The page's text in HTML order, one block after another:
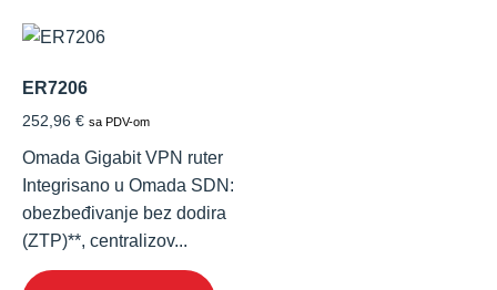
ER7206
252,96 € sa PDV-om
Omada Gigabit VPN ruter
Integrisano u Omada SDN:
obezbeđivanje bez dodira
(ZTP)**, centralizov...